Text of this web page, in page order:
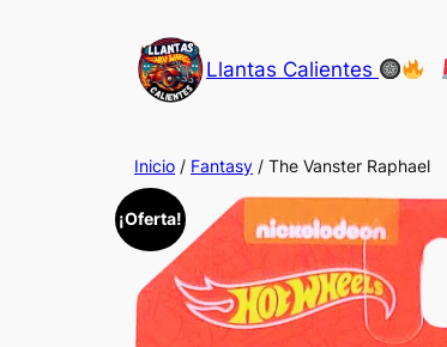
Llantas Calientes
Inicio / Fantasy / The Vanster Raphael
¡Oferta!